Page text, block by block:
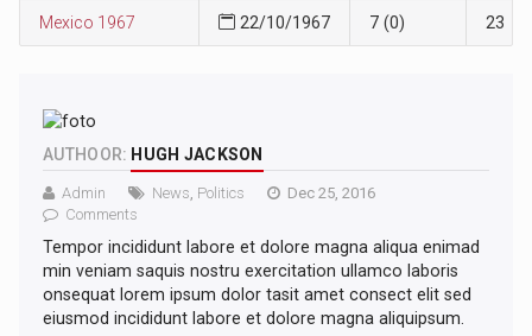
Mexico 1967 22/10/1967 7 (0) 23
AUTHOOR: HUGH JACKSON
Admin News Politics
Dec 25, 2016
Comments
Tempor incididunt labore et dolore magna aliqua enimad
min veniam saquis nostru exercitation ullamco laboris
onsequat lorem ipsum dolor tasit amet consect elit sed
eiusmod incididunt labore et dolore magna aliquipsum.